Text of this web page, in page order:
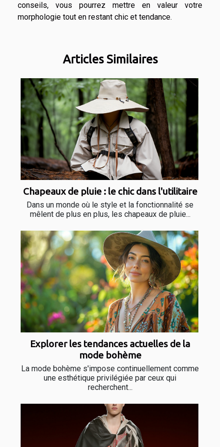
conseils, vous pourrez mettre en valeur votre
morphologie tout en restant chic et tendance.
Articles Similaires
Chapeaux de pluie : le chic dans l'utilitaire
Dans un monde où le style et la fonctionnalité se
mêlent de plus en plus, les chapeaux de pluie...
Explorer les tendances actuelles de la
mode bohème
La mode bohème s'impose continuellement comme
une esthétique privilégiée par ceux qui
recherchent...